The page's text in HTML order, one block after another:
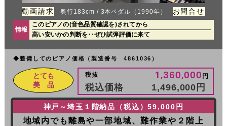
動画請求 奥行183cm / 3本ペダル（1990年） お問合せ
情報
このピアノの(音色品質確認を)されてから
高い安いかの判断を‥ぜひ試弾評価に来て
◆整備してのピアノ価格（製造番号 4861036）
とても
美 品
税抜 1,360,000 円
税込価格 1,496,000 円
神戸～埼玉１階納品（税込）59,000円
地域内でも離島や一部地域、難作業や２階上